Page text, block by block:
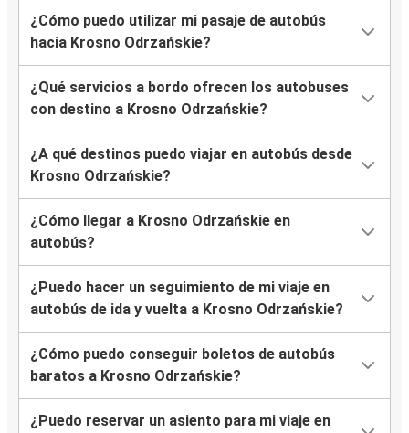
¿Cómo puedo utilizar mi pasaje de autobús
hacia Krosno Odrzańskie?
¿Qué servicios a bordo ofrecen los autobuses
con destino a Krosno Odrzańskie?
¿A qué destinos puedo viajar en autobús desde
Krosno Odrzańskie?
¿Cómo llegar a Krosno Odrzańskie en
autobús?
¿Puedo hacer un seguimiento de mi viaje en
autobús de ida y vuelta a Krosno Odrzańskie?
¿Cómo puedo conseguir boletos de autobús
baratos a Krosno Odrzańskie?
¿Puedo reservar un asiento para mi viaje en